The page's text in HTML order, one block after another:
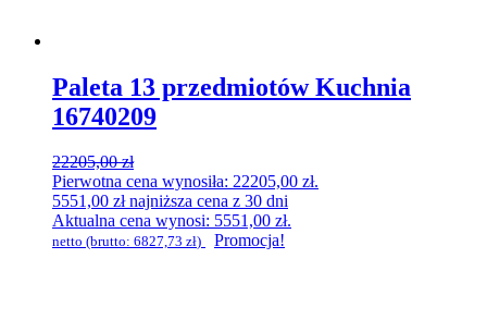
Paleta 13 przedmiotów Kuchnia
16740209
22205,00zł
Pierwotna cena wynosiła: 22205,00 zł.
5551,00 złnajniższa cena z 30 dni
Aktualna cena wynosi: 5551,00 zł.
netto (brutto: 6827,73 zł) Promocja!